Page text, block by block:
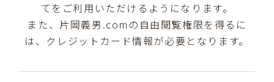
てをご利用いただけるようになります。
また、片岡義男.comの自由閲覧権限を得るに
は、クレジットカード情報が必要となります。